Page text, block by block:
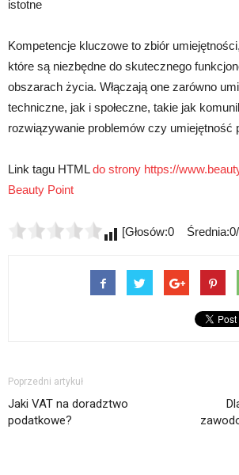
istotne
Kompetencje kluczowe to zbiór
które są niezbędne do skutecznego
obszarach życia. Włączają one zarówno
techniczne, jak i społeczne, takie jak
rozwiązywanie problemów czy umiejętność
Link tagu HTMLdo strony https://
Beauty Point
[Głosów:0
Poprzedni artykuł
Jaki VAT na doradztwo
podatkowe?